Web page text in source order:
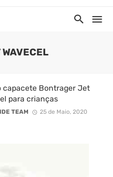
capacete Bontrager Jet
para crianças
TEAM 25 de Maio, 2020